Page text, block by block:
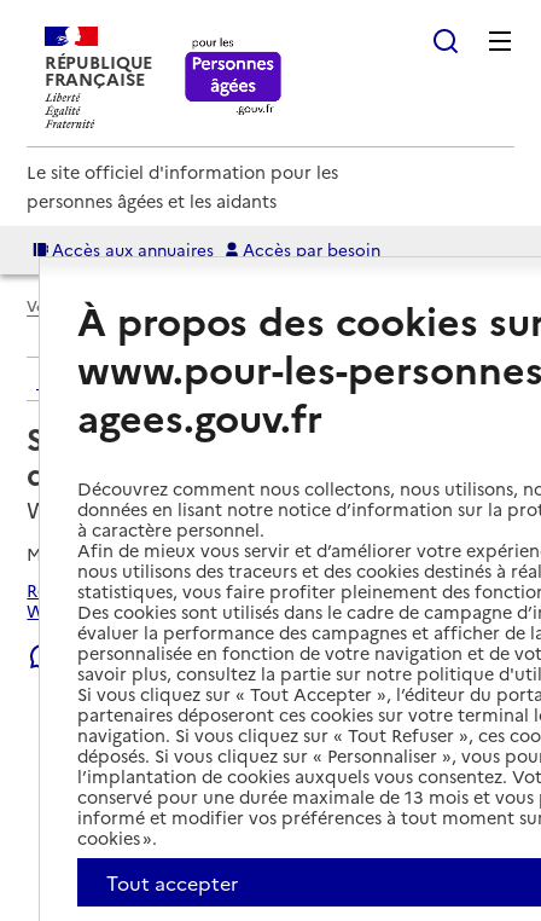
RÉPUBLIQUE
FRANÇAISE
Le site officiel d'information pour les
personnes âgées et les aidants
Accès aux annuaires Accès par besoin
Voir le fil d’Ariane
Retour aux résultats de l'annuaire
Service de soins infirmiers à
domicile – SSIAD - APAMAD
Wittenheim, HAUT-RHIN
Mis à jour le08/08/2026
Rechercher les établissements et services autour de
Wittenheim.
Signaler une erreur
À propos des cookies
www.pour-les-
agees.gouv.fr
Découvrez comment nous collectons, nous utilisons,
données en lisant notre notice d’information sur la
à caractère personnel.
Afin de mieux vous servir et d’améliorer votre
nous utilisons des traceurs et des cookies destinés à
statistiques, vous faire profiter pleinement des
Des cookies sont utilisés dans le cadre de campagne
évaluer la performance des campagnes et afficher de
personnalisée en fonction de votre navigation et de
savoir plus, consultez la partie sur notre politique
Si vous cliquez sur « Tout Accepter », l’éditeur du
partenaires déposeront ces cookies sur votre terminal
navigation. Si vous cliquez sur « Tout Refuser », ces
déposés. Si vous cliquez sur « Personnaliser », vous
l’implantation de cookies auxquels vous consentez.
conservé pour une durée maximale de 13 mois et
informé et modifier vos préférences à tout moment
cookies ».
Tout accepter